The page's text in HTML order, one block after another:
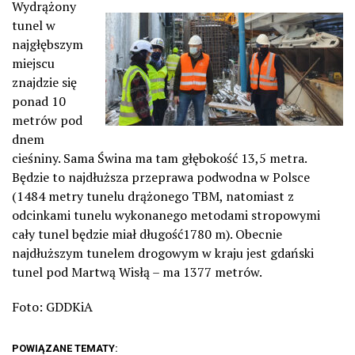
Wydrążony
tunel w
najgłębszym
miejscu
znajdzie się
ponad 10
metrów pod
dnem
cieśniny. Sama Świna ma tam głębokość 13,5 metra.
Będzie to najdłuższa przeprawa podwodna w Polsce
(1484 metry tunelu drążonego TBM, natomiast z
odcinkami tunelu wykonanego metodami stropowymi
cały tunel będzie miał długość1780 m). Obecnie
najdłuższym tunelem drogowym w kraju jest gdański
tunel pod Martwą Wisłą – ma 1377 metrów.
Foto: GDDKiA
POWIĄZANE TEMATY: